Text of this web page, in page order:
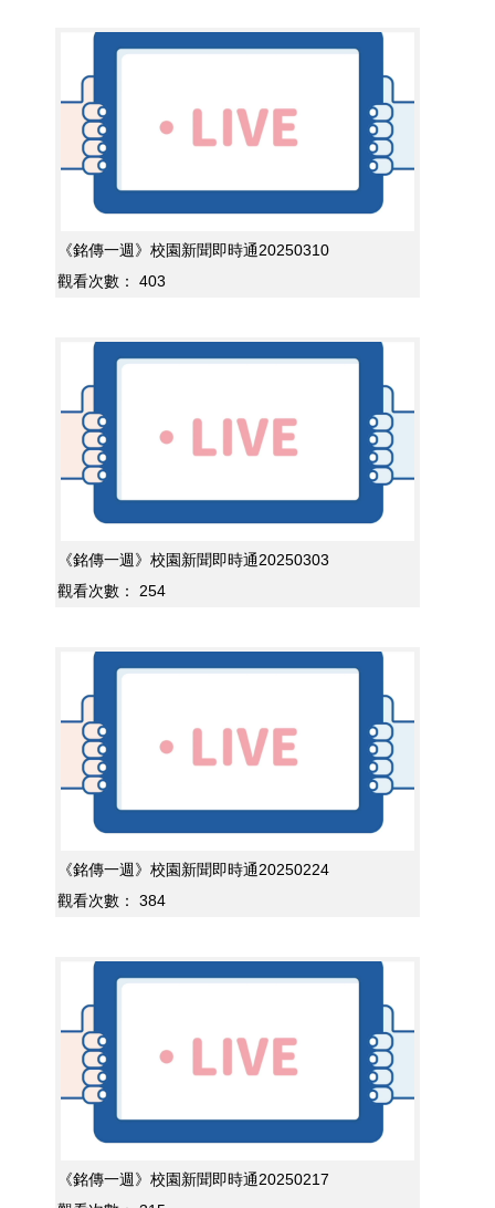
《銘傳一週》校園新聞即時通20250310
觀看次數：
403
《銘傳一週》校園新聞即時通20250303
觀看次數：
254
《銘傳一週》校園新聞即時通20250224
觀看次數：
384
《銘傳一週》校園新聞即時通20250217